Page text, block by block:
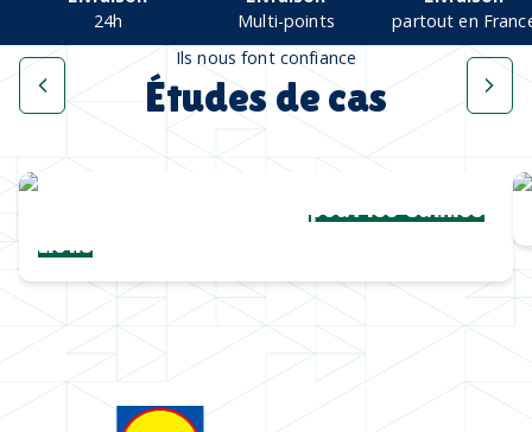
24h
Multi-points
partout en
Ils nous font confiance
Études de cas
Une collection complètepour les Cannes
Lions